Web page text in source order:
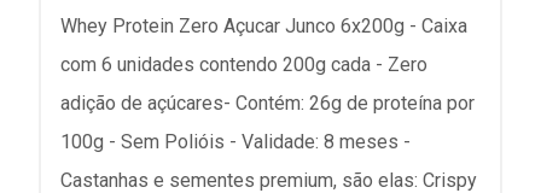
Whey Protein Zero Açucar Junco 6x200g - Caixa
com 6 unidades contendo 200g cada - Zero
adição de açúcares- Contém: 26g de proteína por
100g - Sem Polióis - Validade: 8 meses -
Castanhas e sementes premium, são elas: Crispy